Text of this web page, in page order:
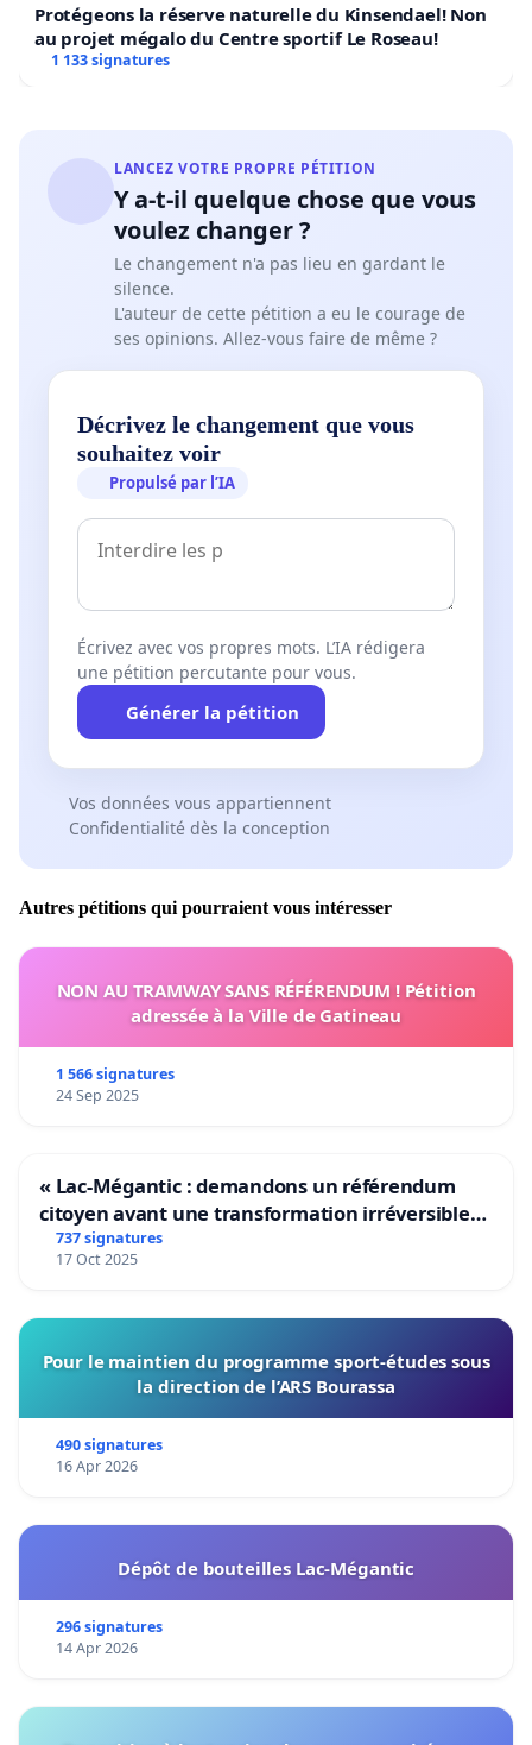
Protégeons la réserve naturelle du Kinsendael! Non
au projet mégalo du Centre sportif Le Roseau!
1 133 signatures
LANCEZ VOTRE PROPRE PÉTITION
Y a-t-il quelque chose que vous
voulez changer ?
Le changement n'a pas lieu en gardant le
silence.
L'auteur de cette pétition a eu le courage de
ses opinions. Allez-vous faire de même ?
Décrivez le changement que vous
souhaitez voir
Propulsé par l’IA
Écrivez avec vos propres mots. L’IA rédigera
une pétition percutante pour vous.
Générer la pétition
Vos données vous appartiennent
Confidentialité dès la conception
Autres pétitions qui pourraient vous intéresser
NON AU TRAMWAY SANS RÉFÉRENDUM ! Pétition
adressée à la Ville de Gatineau
1 566 signatures
24 Sep 2025
« Lac-Mégantic : demandons un référendum
citoyen avant une transformation irréversible
de notre territoire »
737 signatures
17 Oct 2025
Pour le maintien du programme sport-études sous
la direction de l’ARS Bourassa
490 signatures
16 Apr 2026
Dépôt de bouteilles Lac-Mégantic
296 signatures
14 Apr 2026